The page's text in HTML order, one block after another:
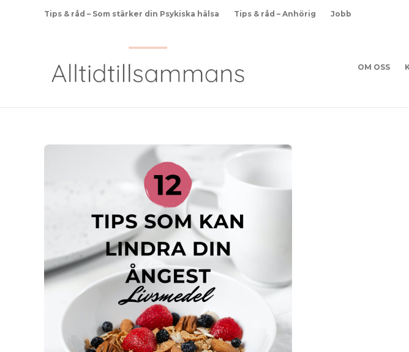
Tips & råd – Som stärker din Psykiska hälsa Tips & råd – Anhörig Jobb
OM OSS